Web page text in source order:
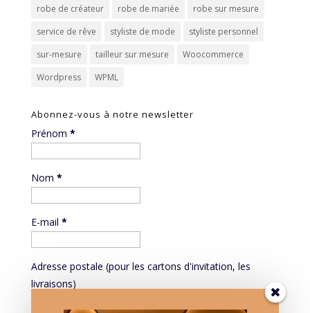
robe de créateur
robe de mariée
robe sur mesure
service de rêve
styliste de mode
styliste personnel
sur-mesure
tailleur sur mesure
Woocommerce
Wordpress
WPML
Abonnez-vous à notre newsletter
Prénom *
Nom *
E-mail *
Adresse postale (pour les cartons d'invitation, les
livraisons)